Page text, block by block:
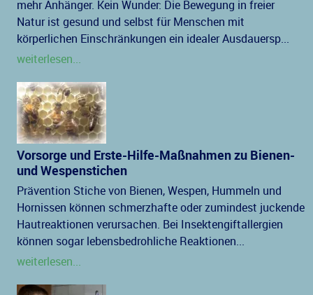
mehr Anhänger. Kein Wunder: Die Bewegung in freier
Natur ist gesund und selbst für Menschen mit
körperlichen Einschränkungen ein idealer Ausdauersp...
weiterlesen...
Vorsorge und Erste-Hilfe-Maßnahmen zu Bienen-
und Wespenstichen
Prävention Stiche von Bienen, Wespen, Hummeln und
Hornissen können schmerzhafte oder zumindest juckende
Hautreaktionen verursachen. Bei Insektengiftallergien
können sogar lebensbedrohliche Reaktionen...
weiterlesen...